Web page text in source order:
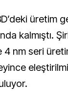
üretim
kalmıştı.
nm seri